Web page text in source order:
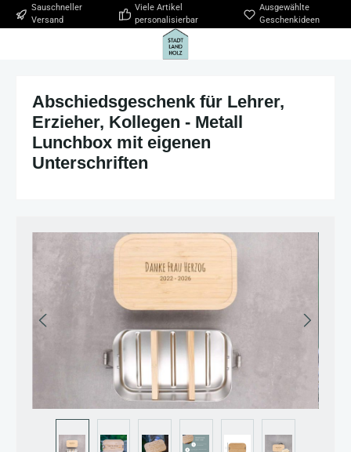
Zum Hauptinhalt springen
Sauschneller
Versand
Viele Artikel
personalisierbar
Ausgewählte
Geschenkideen
Abschiedsgeschenk für Lehrer,
Erzieher, Kollegen - Metall
Lunchbox mit eigenen
Unterschriften
Bildergalerie überspringen